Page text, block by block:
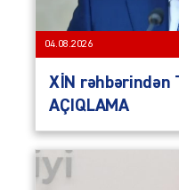
04.08.2026
XİN rəhbərindən
AÇIQLAMA